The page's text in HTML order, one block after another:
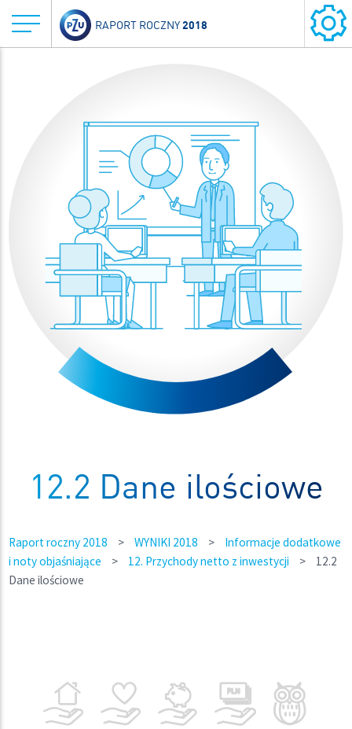
RAPORT ROCZNY2018
12.2 Dane ilościowe
Raport roczny 2018 > WYNIKI 2018 >
Informacje dodatkowe
i noty objaśniające
> 12. Przychody netto z inwestycji >
12.2
Dane ilościowe